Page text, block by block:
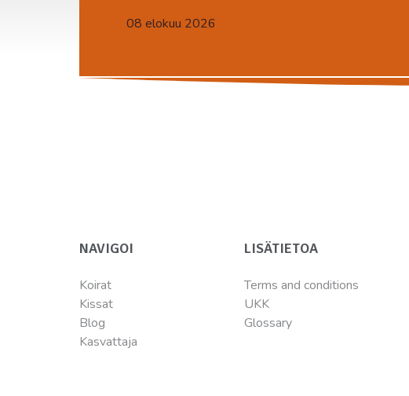
08 elokuu 2026
NAVIGOI
Koirat
Kissat
Blog
Kasvattaja
LISÄTIETOA
Terms and conditions
UKK
Glossary